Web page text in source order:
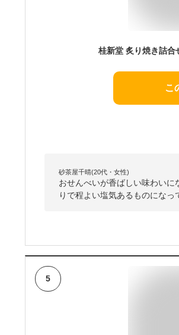
桂新堂 炙り焼き詰合
こ
砂茶屋千晴(20代・女性)
おせんべいが香ばしい味わい
りで程よい塩気あるものになっ
5